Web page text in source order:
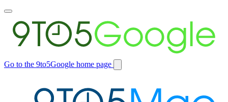
Toggle
main
menu
Go to the 9to5Google home page
Switch